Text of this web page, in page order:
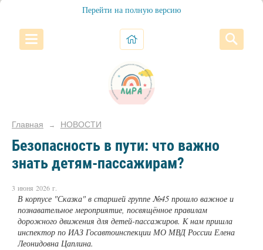
Перейти на полную версию
Главная → НОВОСТИ
Безопасность в пути: что важно
знать детям-пассажирам?
3 июня 2026 г.
В корпусе "Сказка" в старшей группе №45 прошло важное и
познавательное мероприятие, посвящённое правилам
дорожного движения для детей-пассажиров. К нам пришла
инспектор по ИАЗ Госавтоинспекции МО МВД России Елена
Леонидовна Цаплина.